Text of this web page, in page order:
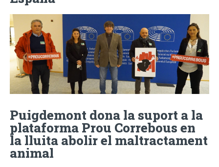
Puigdemont dona la suport a la
plataforma Prou Correbous en
la lluita abolir el maltractament
animal